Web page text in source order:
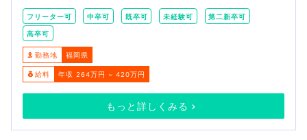
フリーター可 中卒可 既卒可 未経験可 第二新卒可
高卒可
勤務地 福岡県
給料 年収 264万円 ~ 420万円
もっと詳しくみる